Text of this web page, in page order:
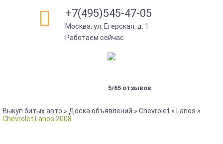
+7(495)545-47-05
Москва, ул. Егерская, д. 1
Работаем сейчас
5/65 отзывов
Выкуп битых авто » Доска объявлений » Chevrolet » Lanos »
Chevrolet Lanos 2008